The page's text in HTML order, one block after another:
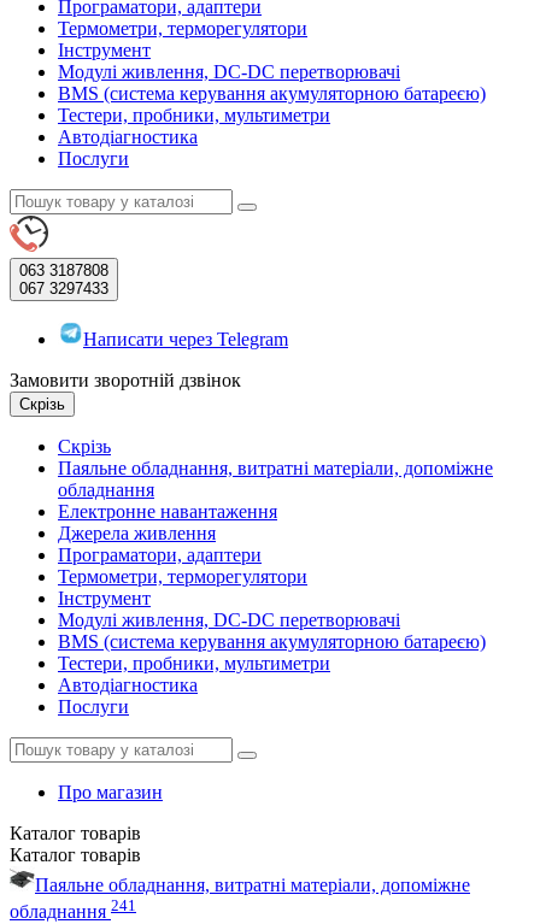
Програматори, адаптери
Термометри, терморегулятори
Інструмент
Модулі живлення, DC-DC перетворювачі
BMS (система керування акумуляторною батареєю)
Тестери, пробники, мультиметри
Автодіагностика
Послуги
063 3187808
067 3297433
Написати через Telegram
Замовити зворотній дзвінок
Скрізь
Скрізь
Паяльне обладнання, витратні матеріали, допоміжне
обладнання
Електронне навантаження
Джерела живлення
Програматори, адаптери
Термометри, терморегулятори
Інструмент
Модулі живлення, DC-DC перетворювачі
BMS (система керування акумуляторною батареєю)
Тестери, пробники, мультиметри
Автодіагностика
Послуги
Про магазин
Каталог товарів
Каталог товарів
Паяльне обладнання, витратні матеріали, допоміжне
обладнання 241